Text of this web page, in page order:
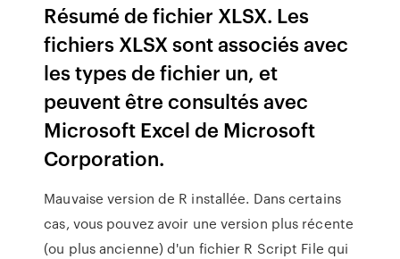
Résumé de fichier XLSX. Les
fichiers XLSX sont associés avec
les types de fichier un, et
peuvent être consultés avec
Microsoft Excel de Microsoft
Corporation.
Mauvaise version de R installée. Dans certains
cas, vous pouvez avoir une version plus récente
(ou plus ancienne) d'un fichier R Script File qui